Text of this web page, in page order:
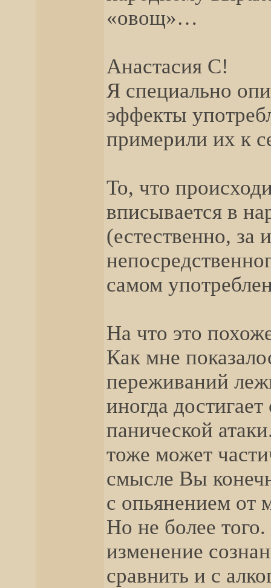
«овощ»…
Анастасия С!
Я специально
эффекты
примерили их к
То, что
вписывается в
(естественно, за
самом
На что это
Как мне
переживаний
иногда
панической
тоже может
смысле Вы
с опьянением от
Но не более
изменение
сравнить и с